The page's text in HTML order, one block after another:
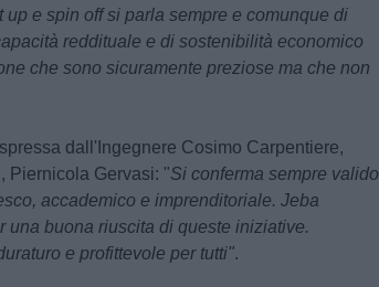
e spin off si parla sempre e comunque di
reddituale e di sostenibilità economico
che sono sicuramente preziose ma che non
dall'Ingegnere Cosimo Carpentiere,
Piernicola Gervasi: "Si conferma sempre valido
accademico e imprenditoriale. Jeba
buona riuscita di queste iniziative.
e profittevole per tutti".